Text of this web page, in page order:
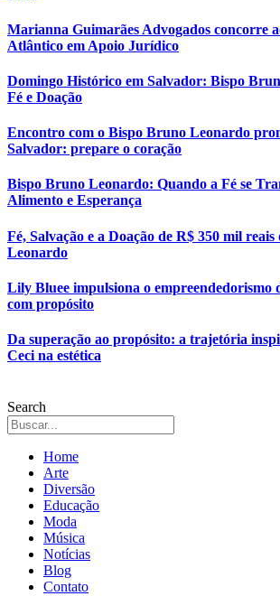
Marianna Guimarães Advogados concorre
Atlântico em Apoio Jurídico
Domingo Histórico em Salvador: Bispo
Fé e Doação
Encontro com o Bispo Bruno Leonardo
Salvador: prepare o coração
Bispo Bruno Leonardo: Quando a Fé se
Alimento e Esperança
Fé, Salvação e a Doação de R$ 350 mil
Leonardo
Lily Bluee impulsiona o empreendedorismo
com propósito
Da superação ao propósito: a trajetória
Ceci na estética
Search
Home
Arte
Diversão
Educação
Moda
Música
Notícias
Blog
Contato